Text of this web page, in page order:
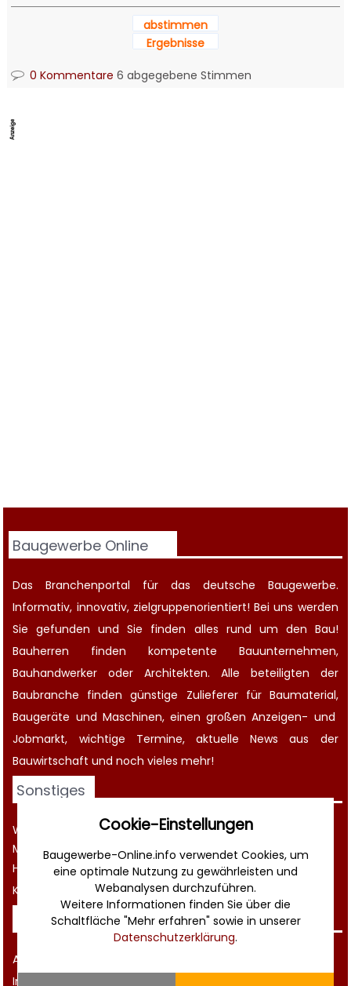
abstimmen
Ergebnisse
0 Kommentare 6 abgegebene Stimmen
Baugewerbe Online
Das Branchenportal für das deutsche Baugewerbe.
Informativ, innovativ, zielgruppenorientiert! Bei uns werden
Sie gefunden und Sie finden alles rund um den Bau!
Bauherren finden kompetente Bauunternehmen,
Bauhandwerker oder Architekten. Alle beteiligten der
Baubranche finden günstige Zulieferer für Baumaterial,
Baugeräte und Maschinen, einen großenAnzeigen- und
Jobmarkt, wichtige Termine, aktuelleNews aus der
Bauwirtschaft und noch vieles mehr!
Sonstiges
Werbung
Musterverträge und Vorlagen
Hilfe
Kontakt
Rechtliches
AGB
Impressum
Cookie-Einstellungen
Baugewerbe-Online.info verwendet Cookies, um
eine optimale Nutzung zu gewährleisten und
Webanalysen durchzuführen.
Weitere Informationen finden Sie über die
Schaltfläche "Mehr erfahren" sowie in unserer
Datenschutzerklärung.